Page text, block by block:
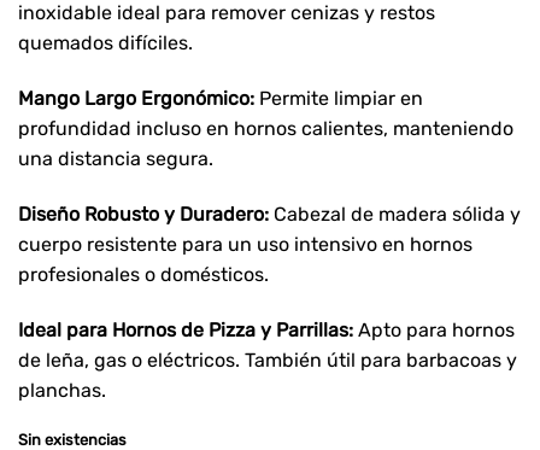
inoxidable ideal para remover cenizas y restos
quemados difíciles.
Mango Largo Ergonómico: Permite limpiar en
profundidad incluso en hornos calientes, manteniendo
una distancia segura.
Diseño Robusto y Duradero: Cabezal de madera sólida y
cuerpo resistente para un uso intensivo en hornos
profesionales o domésticos.
Ideal para Hornos de Pizza y Parrillas: Apto para hornos
de leña, gas o eléctricos. También útil para barbacoas y
planchas.
Sin existencias